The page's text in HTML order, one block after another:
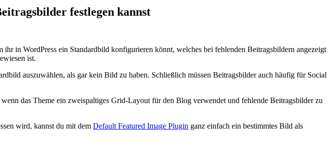
festlegen kannst
in WordPress ein Standardbild konfigurieren könnt, welches bei fehlenden Beitragsbildern angezeigt
ist.
auszuwählen, als gar kein Bild zu haben. Schließlich müssen Beitragsbilder auch häufig für Social
das Theme ein zweispaltiges Grid-Layout für den Blog verwendet und fehlende Beitragsbilder zu
wird, kannst du mit dem Default Featured Image Plugin ganz einfach ein bestimmtes Bild als